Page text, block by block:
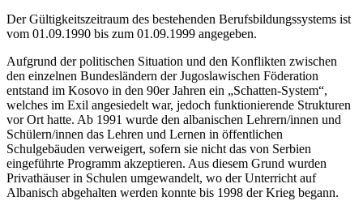
Der Gültigkeitszeitraum des bestehenden Berufsbildungssystems ist
vom 01.09.1990 bis zum 01.09.1999 angegeben.
Aufgrund der politischen Situation und den Konflikten zwischen
den einzelnen Bundesländern der Jugoslawischen Föderation
entstand im Kosovo in den 90er Jahren ein „Schatten-System“,
welches im Exil angesiedelt war, jedoch funktionierende Strukturen
vor Ort hatte. Ab 1991 wurde den albanischen Lehrern/innen und
Schülern/innen das Lehren und Lernen in öffentlichen
Schulgebäuden verweigert, sofern sie nicht das von Serbien
eingeführte Programm akzeptieren. Aus diesem Grund wurden
Privathäuser in Schulen umgewandelt, wo der Unterricht auf
Albanisch abgehalten werden konnte bis 1998 der Krieg begann.